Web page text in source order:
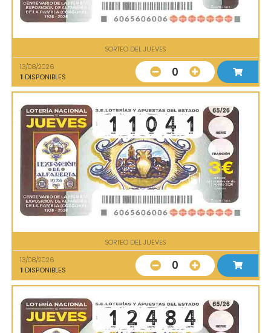
SORTEO DEL JUEVES
13/08/2026
1 DISPONIBLES 0
SORTEO DEL JUEVES
13/08/2026
1 DISPONIBLES 0